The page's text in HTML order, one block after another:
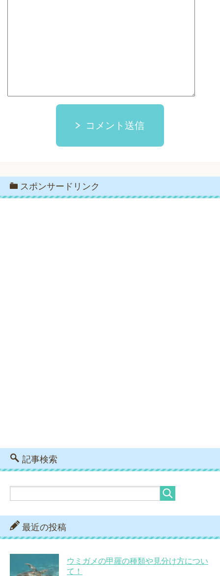
コメント送信
スポンサードリンク
記事検索
最近の投稿
ウミガメの甲羅の種類や見分け方につい
て！